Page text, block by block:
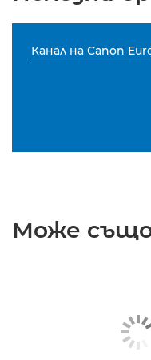
Канал на Canon
Може